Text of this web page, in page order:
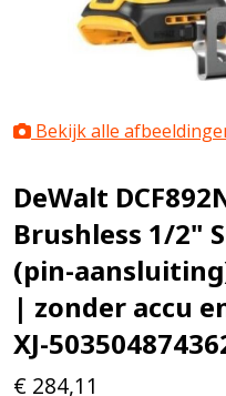
Bekijk alle
DeWalt
Brushless 1/2"
(pin-
| zonder accu
XJ-
€ 284,11